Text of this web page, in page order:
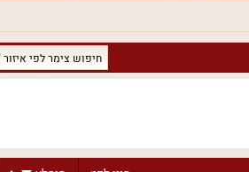
חיפוש
צימר
יישוב